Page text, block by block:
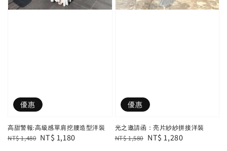
優惠
高甜警報:高級感單肩挖腰造型洋裝
Regular
NT$ 1,480 Sale
NT$ 1,180
優惠
光之邀請函：亮片紗紗拼接洋裝
Regular
NT$ 1,580 Sale
NT$ 1,280